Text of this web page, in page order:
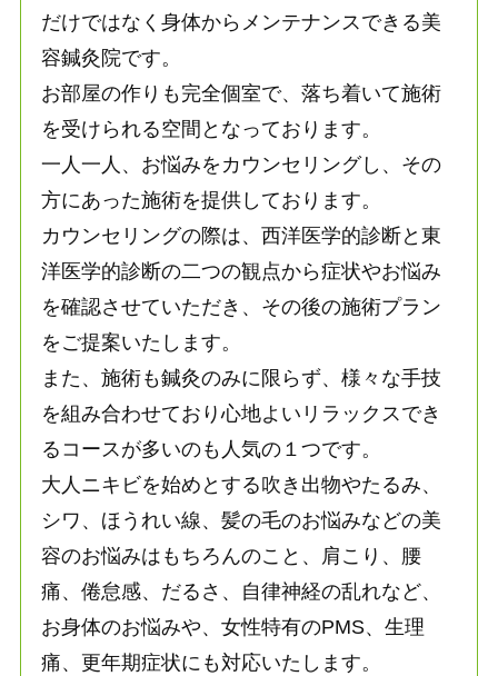
だけではなく身体からメンテナンスできる美
容鍼灸院です。
お部屋の作りも完全個室で、落ち着いて施術
を受けられる空間となっております。
一人一人、お悩みをカウンセリングし、その
方にあった施術を提供しております。
カウンセリングの際は、西洋医学的診断と東
洋医学的診断の二つの観点から症状やお悩み
を確認させていただき、その後の施術プラン
をご提案いたします。
また、施術も鍼灸のみに限らず、様々な手技
を組み合わせており心地よいリラックスでき
るコースが多いのも人気の１つです。
大人ニキビを始めとする吹き出物やたるみ、
シワ、ほうれい線、髪の毛のお悩みなどの美
容のお悩みはもちろんのこと、肩こり、腰
痛、倦怠感、だるさ、自律神経の乱れなど、
お身体のお悩みや、女性特有のPMS、生理
痛、更年期症状にも対応いたします。